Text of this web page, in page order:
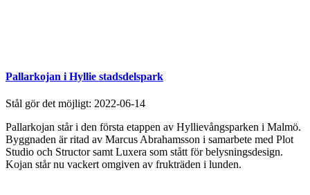
Pallarkojan i Hyllie stadsdelspark
Stål gör det möjligt: 2022-06-14
Pallarkojan står i den första etappen av Hyllievångsparken i Malmö.
Byggnaden är ritad av Marcus Abrahamsson i samarbete med Plot
Studio och Structor samt Luxera som stått för belysningsdesign.
Kojan står nu vackert omgiven av frukträden i lunden.